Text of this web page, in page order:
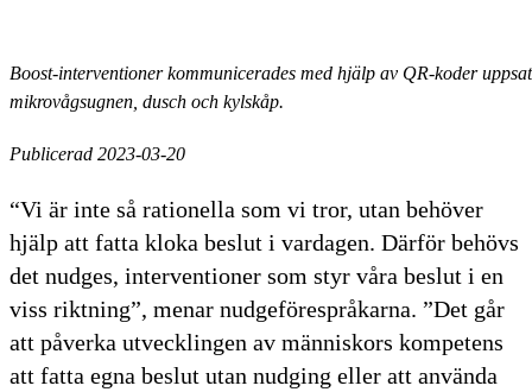
Boost-interventioner kommunicerades med hjälp av QR-koder
mikrovågsugnen, dusch och kylskåp.
Publicerad 2023-03-20
“Vi är inte så rationella som vi tror, utan behöver
hjälp att fatta kloka beslut i vardagen. Därför behövs
det nudges, interventioner som styr våra beslut i en
viss riktning”, menar nudgeförespråkarna. ”Det går
att påverka utvecklingen av människors kompetens
att fatta egna beslut utan nudging eller att använda